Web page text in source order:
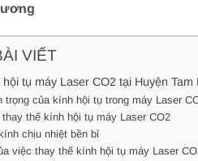
VIẾT
tụ máy Laser CO2 tại Huyện
trọng của kính hội tụ trong máy Laser
thế kính hội tụ máy Laser CO2
chịu nhiệt bền bỉ
việc thay thế kính hội tụ máy Laser